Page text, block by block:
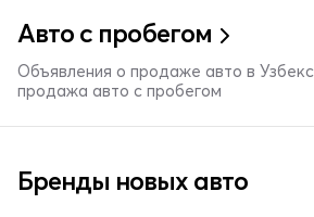
Авто с пробегом
Объявления о продаже авто в
продажа авто с пробегом
Бренды новых авто